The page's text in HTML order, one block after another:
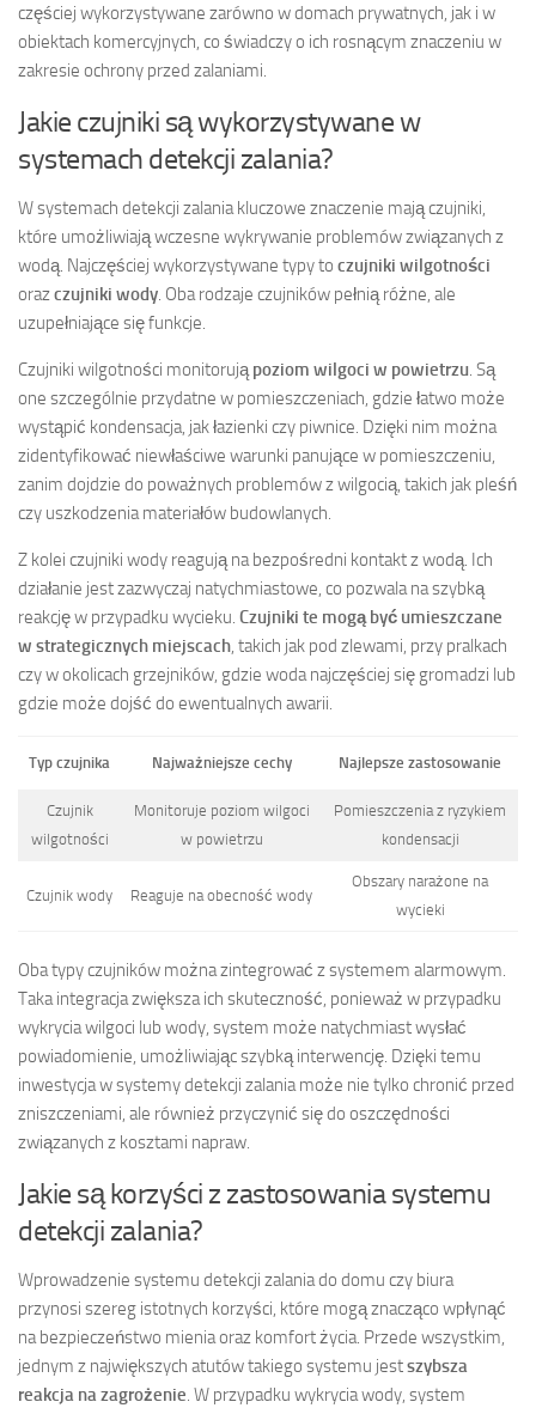
częściej wykorzystywane zarówno w domach prywatnych, jak i w
obiektach komercyjnych, co świadczy o ich rosnącym znaczeniu w
zakresie ochrony przed zalaniami.
Jakie czujniki są wykorzystywane w
systemach detekcji zalania?
W systemach detekcji zalania kluczowe znaczenie mają czujniki,
które umożliwiają wczesne wykrywanie problemów związanych z
wodą. Najczęściej wykorzystywane typy to czujniki wilgotności
orazczujniki wody. Oba rodzaje czujników pełnią różne, ale
uzupełniające się funkcje.
Czujniki wilgotności monitorująpoziom wilgoci w powietrzu. Są
one szczególnie przydatne w pomieszczeniach, gdzie łatwo może
wystąpić kondensacja, jak łazienki czy piwnice. Dzięki nim można
zidentyfikować niewłaściwe warunki panujące w pomieszczeniu,
zanim dojdzie do poważnych problemów z wilgocią, takich jak pleśń
czy uszkodzenia materiałów budowlanych.
Z kolei czujniki wody reagują na bezpośredni kontakt z wodą. Ich
działanie jest zazwyczaj natychmiastowe, co pozwala na szybką
reakcję w przypadku wycieku. Czujniki te mogą być umieszczane
w strategicznych miejscach, takich jak pod zlewami, przy pralkach
czy w okolicach grzejników, gdzie woda najczęściej się gromadzi lub
gdzie może dojść do ewentualnych awarii.
Typ czujnika Najważniejsze cechy Najlepsze zastosowanie
Czujnik
wilgotności
Monitoruje poziom wilgoci
w powietrzu
Pomieszczenia z ryzykiem
kondensacji
Czujnik wody Reaguje na obecność wody
Obszary narażone na
wycieki
Oba typy czujników można zintegrować z systemem alarmowym.
Taka integracja zwiększa ich skuteczność, ponieważ w przypadku
wykrycia wilgoci lub wody, system może natychmiast wysłać
powiadomienie, umożliwiając szybką interwencję. Dzięki temu
inwestycja w systemy detekcji zalania może nie tylko chronić przed
zniszczeniami, ale również przyczynić się do oszczędności
związanych z kosztami napraw.
Jakie są korzyści z zastosowania systemu
detekcji zalania?
Wprowadzenie systemu detekcji zalania do domu czy biura
przynosi szereg istotnych korzyści, które mogą znacząco wpłynąć
na bezpieczeństwo mienia oraz komfort życia. Przede wszystkim,
jednym z największych atutów takiego systemu jestszybsza
reakcja na zagrożenie . W przypadku wykrycia wody, system